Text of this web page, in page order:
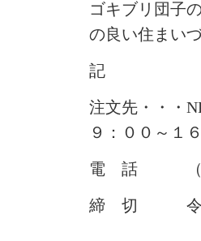
ゴキブリ団子
の良い住まい
記
注文先・・・
９：００～１
電 話 （０
締 切 令和